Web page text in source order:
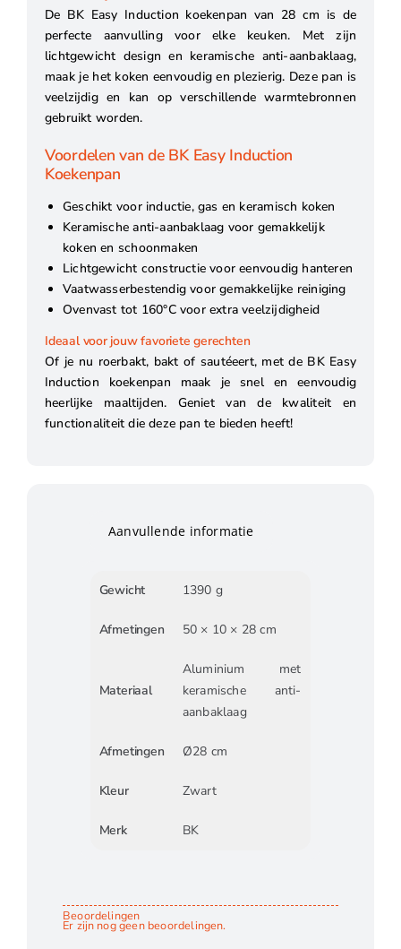
De BK Easy Induction koekenpan van 28 cm is de
perfecte aanvulling voor elke keuken. Met zijn
lichtgewicht design en keramische anti-aanbaklaag,
maak je het koken eenvoudig en plezierig. Deze pan is
veelzijdig en kan op verschillende warmtebronnen
gebruikt worden.
Voordelen van de BK Easy Induction
Koekenpan
Geschikt voor inductie, gas en keramisch koken
Keramische anti-aanbaklaag voor gemakkelijk
koken en schoonmaken
Lichtgewicht constructie voor eenvoudig hanteren
Vaatwasserbestendig voor gemakkelijke reiniging
Ovenvast tot 160°C voor extra veelzijdigheid
Ideaal voor jouw favoriete gerechten
Of je nu roerbakt, bakt of sautéeert, met de BK Easy
Induction koekenpan maak je snel en eenvoudig
heerlijke maaltijden. Geniet van de kwaliteit en
functionaliteit die deze pan te bieden heeft!
Aanvullende informatie
Gewicht 1390 g
Afmetingen 50 × 10 × 28 cm
Materiaal
Aluminium met
keramische anti-
aanbaklaag
Afmetingen Ø28 cm
Kleur Zwart
Merk BK
Beoordelingen
Er zijn nog geen beoordelingen.